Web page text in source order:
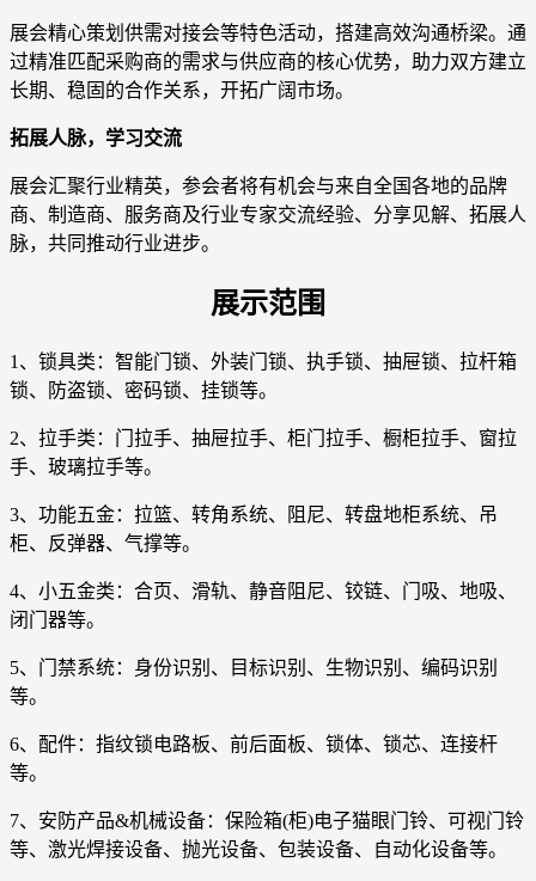
展会精心策划供需对接会等特色活动，搭建高效沟通桥梁。通
过精准匹配采购商的需求与供应商的核心优势，助力双方建立
长期、稳固的合作关系，开拓广阔市场。
拓展人脉，学习交流
展会汇聚行业精英，参会者将有机会与来自全国各地的品牌
商、制造商、服务商及行业专家交流经验、分享见解、拓展人
脉，共同推动行业进步。
展示范围
1、锁具类：智能门锁、外装门锁、执手锁、抽屉锁、拉杆箱
锁、防盗锁、密码锁、挂锁等。
2、拉手类：门拉手、抽屉拉手、柜门拉手、橱柜拉手、窗拉
手、玻璃拉手等。
3、功能五金：拉篮、转角系统、阻尼、转盘地柜系统、吊
柜、反弹器、气撑等。
4、小五金类：合页、滑轨、静音阻尼、铰链、门吸、地吸、
闭门器等。
5、门禁系统：身份识别、目标识别、生物识别、编码识别
等。
6、配件：指纹锁电路板、前后面板、锁体、锁芯、连接杆
等。
7、安防产品&机械设备：保险箱(柜)电子猫眼门铃、可视门铃
等、激光焊接设备、抛光设备、包装设备、自动化设备等。